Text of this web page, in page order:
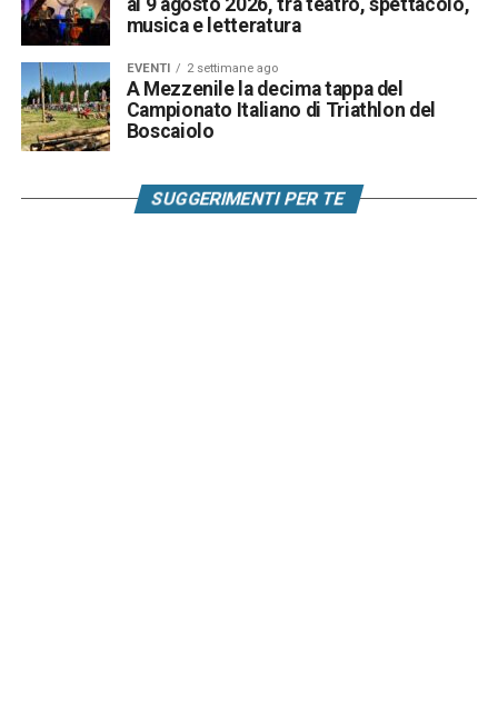
musica e letteratura
EVENTI 2 settimane ago
A Mezzenile la decima tappa del
Campionato Italiano di Triathlon del
Boscaiolo
SUGGERIMENTI PER TE